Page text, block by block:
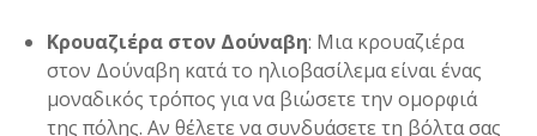
Κρουαζιέρα στον Δούναβη: Μια κρουαζιέρα
στον Δούναβη κατά το ηλιοβασίλεμα είναι ένας
μοναδικός τρόπος για να βιώσετε την ομορφιά
της πόλης. Αν θέλετε να συνδυάσετε τη βόλτα σας